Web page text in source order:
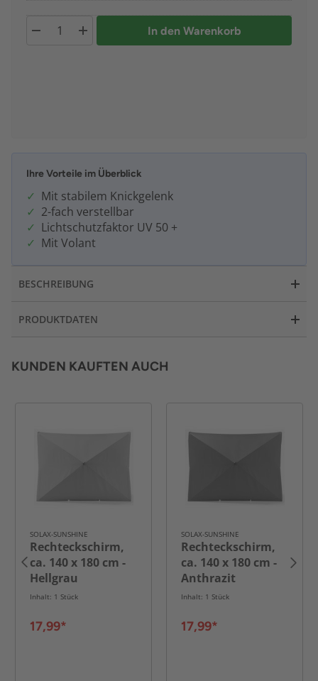
In den Warenkorb
Ihre Vorteile im Überblick
Mit stabilem Knickgelenk
2-fach verstellbar
Lichtschutzfaktor UV 50 +
Mit Volant
BESCHREIBUNG
PRODUKTDATEN
KUNDEN KAUFTEN AUCH
SOLAX-SUNSHINE
Rechteckschirm,
ca. 140 x 180 cm -
Hellgrau
Inhalt: 1 Stück
17,99*
SOLAX-SUNSHINE
Rechteckschirm,
ca. 140 x 180 cm -
Anthrazit
Inhalt: 1 Stück
17,99*